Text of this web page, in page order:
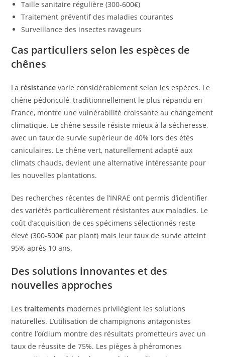
Taille sanitaire régulière (300-600€)
Traitement préventif des maladies courantes
Surveillance des insectes ravageurs
Cas particuliers selon les espèces de
chênes
La résistance varie considérablement selon les espèces. Le
chêne pédonculé, traditionnellement le plus répandu en
France, montre une vulnérabilité croissante au changement
climatique. Le chêne sessile résiste mieux à la sécheresse,
avec un taux de survie supérieur de 40% lors des étés
caniculaires. Le chêne vert, naturellement adapté aux
climats chauds, devient une alternative intéressante pour
les nouvelles plantations.
Des recherches récentes de l’INRAE ont permis d’identifier
des variétés particulièrement résistantes aux maladies. Le
coût d’acquisition de ces spécimens sélectionnés reste
élevé (300-500€ par plant) mais leur taux de survie atteint
95% après 10 ans.
Des solutions innovantes et des
nouvelles approches
Lestraitements modernes privilégient les solutions
naturelles. L’utilisation de champignons antagonistes
contre l’oïdium montre des résultats prometteurs avec un
taux de réussite de 75%. Les pièges à phéromones